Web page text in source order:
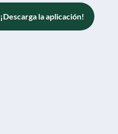
¡Descarga la aplicación!